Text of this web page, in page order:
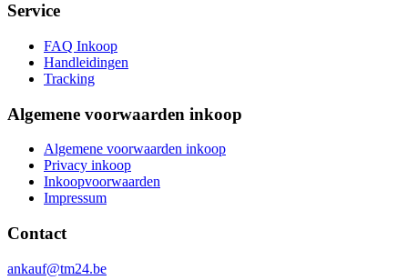
Service
FAQ Inkoop
Handleidingen
Tracking
Algemene voorwaarden inkoop
Algemene voorwaarden inkoop
Privacy inkoop
Inkoopvoorwaarden
Impressum
Contact
ankauf@tm24.be